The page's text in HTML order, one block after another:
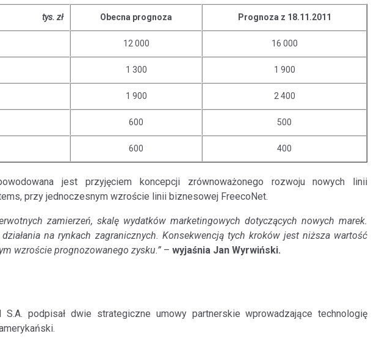
tys. zł Obecna prognoza Prognoza z 18.11.2011
12 000 16 000
1 300 1 900
1 900 2 400
600 500
600 400
jest przyjęciem koncepcji zrównoważonego rozwoju nowych linii
przy jednoczesnym wzroście linii biznesowej FreecoNet.
zamierzeń, skalę wydatków marketingowych dotyczących nowych marek.
na rynkach zagranicznych. Konsekwencją tych kroków jest niższa wartość
wzroście prognozowanego zysku.” – wyjaśnia Jan Wyrwiński.
podpisał dwie strategiczne umowy partnerskie wprowadzające technologię